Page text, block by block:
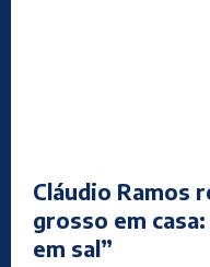
Cláudio Ramos
grosso em
em sal”